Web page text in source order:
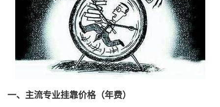
一、主流专业挂靠价格（年费）